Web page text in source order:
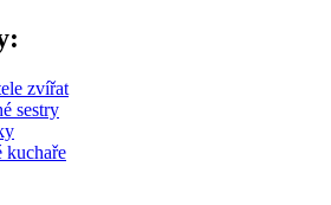
zvířat
sestry
kuchaře